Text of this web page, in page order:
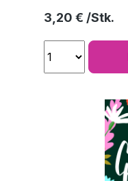
Regulärer Preis:
3,20 €